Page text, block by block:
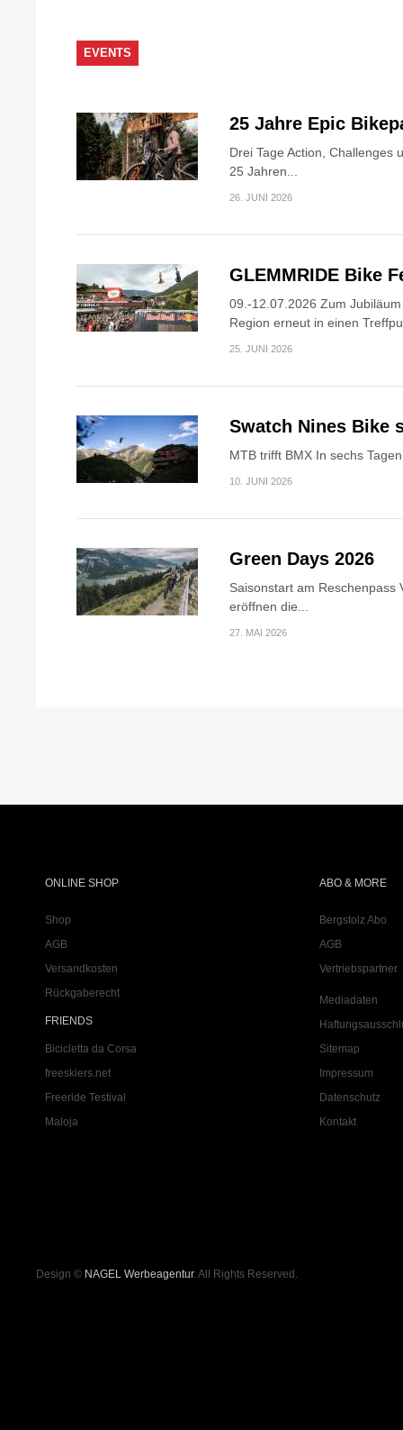
EVENTS
25 Jahre Epic
Drei Tage Action, Challenges
25 Jahren...
26. JUNI 2026
GLEMMRIDE Bike
09.-12.07.2026 Zum
Region erneut in einen
25. JUNI 2026
Swatch Nines Bike
MTB trifft BMX In sechs
10. JUNI 2026
Green Days 2026
Saisonstart am Reschenpass
eröffnen die...
27. MAI 2026
ONLINE SHOP
Shop
AGB
Versandkosten
Rückgaberecht
FRIENDS
Bicicletta da Corsa
freeskiers.net
Freeride Testival
Maloja
ABO & MORE
Bergstolz Abo
AGB
Vertriebspartner
Mediadaten
Sitemap
Impressum
Datenschutz
Kontakt
Design © NAGEL Werbeagentur. All Rights Reserved.